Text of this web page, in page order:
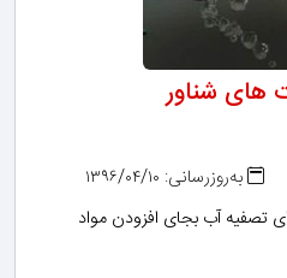
های شناور
به‌روزرسانی: ۱۳۹۶/۰۴/۱۰
تصفیه آب بجای افزودن مواد